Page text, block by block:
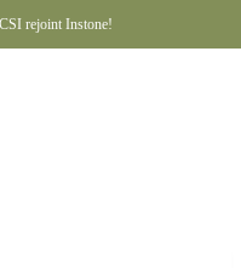
rejoint Instone!